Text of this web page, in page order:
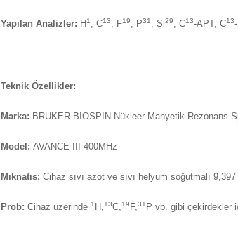
Yapılan Analizler: H1, C13, F19, P31, Si29, C13-APT, C13
Teknik Özellikler:
Marka: BRUKER BIOSPIN Nükleer Manyetik Rezonans
Model: AVANCE III 400MHz
Mıknatıs: Cihaz sıvı azot ve sıvı helyum soğutmalı
Prob: Cihaz üzerinde 1 H,13C,19 F,31 P vb. gibi çekirdekler